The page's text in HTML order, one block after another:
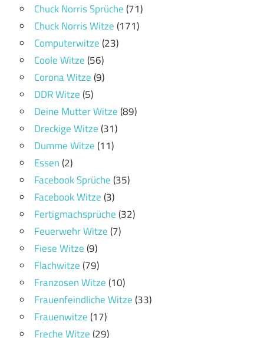
Chuck Norris Sprüche(71)
Chuck Norris Witze(171)
Computerwitze(23)
Coole Witze(56)
Corona Witze(9)
DDR Witze(5)
Deine Mutter Witze(89)
Dreckige Witze(31)
Dumme Witze(11)
Essen(2)
Facebook Sprüche(35)
Facebook Witze(3)
Fertigmachsprüche(32)
Feuerwehr Witze(7)
Fiese Witze(9)
Flachwitze(79)
Franzosen Witze(10)
Frauenfeindliche Witze(33)
Frauenwitze(17)
Freche Witze(29)